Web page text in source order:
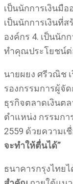
เป็นนักการเงินมื
เป็นนักการเงินที่
องค์กร 4. เป็นนัก
ทำคุณประโยชน์ต่
นายผยง ศรีวณิช
รองกรรมการผู้จั
ธุรกิจตลาดเงินต
ตำแหน่ง กรรมก
2559 ด้วยความเ
จะทำให้ตื่นได้”
ธนาคารกรุงไทย